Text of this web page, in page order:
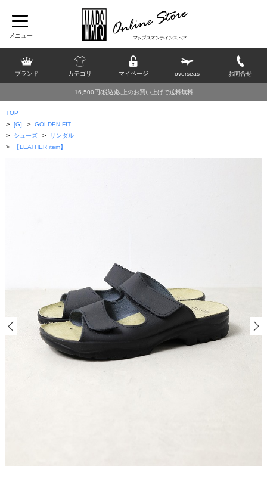
ブランド カテゴリ マイページ overseas お問合せ
16,500円(税込)以上のお買い上げで送料無料
TOP
> [G] > GOLDEN FIT
> シューズ > サンダル
> 【LEATHER item】